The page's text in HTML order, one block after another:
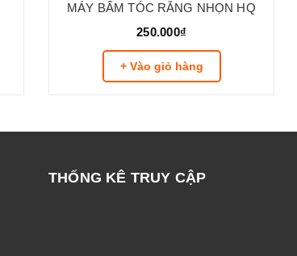
MÁY BẤM TÓC RĂNG NHỌN HQ
250.000₫
+ Vào giỏ hàng
THỐNG KÊ TRUY CẬP